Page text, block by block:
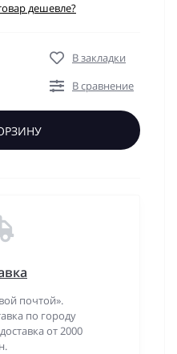
дешевле?
В закладки
В сравнение
почтой».
по городу
от 2000